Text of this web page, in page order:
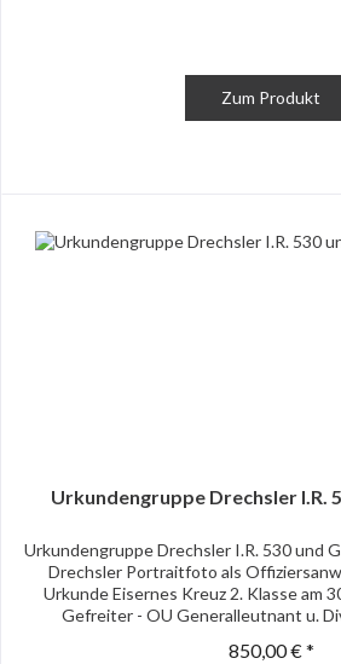
Zum Produkt
Urkundengruppe Drechsler I.R.
Urkundengruppe Drechsler I.R. 530 und
Drechsler Portraitfoto als
Urkunde Eisernes Kreuz 2. Klasse am
Gefreiter - OU Generalleutnant u.
850,00 € *